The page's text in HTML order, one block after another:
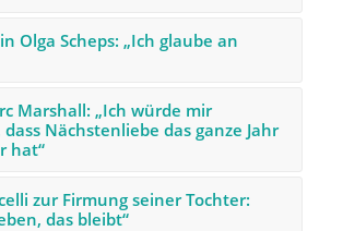
Olga Scheps: „Ich glaube an
Marshall: „Ich würde mir
Nächstenliebe das ganze Jahr
hat“
zur Firmung seiner Tochter:
das bleibt“